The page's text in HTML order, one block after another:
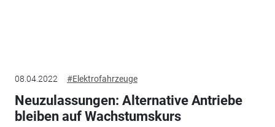
08.04.2022 #Elektrofahrzeuge
Neuzulassungen: Alternative Antriebe
bleiben auf Wachstumskurs